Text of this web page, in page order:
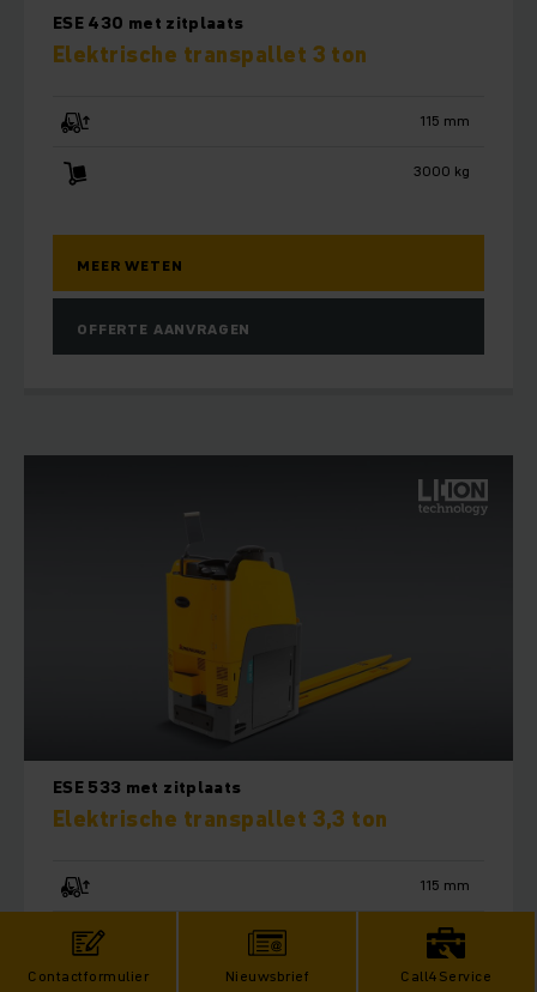
Contactformulier Nieuwsbrief Call4Service
ESE 430 met zitplaats
Elektrische transpallet 3 ton
115 mm
3000 kg
MEER WETEN
OFFERTE AANVRAGEN
ESE 533 met zitplaats
Elektrische transpallet 3,3 ton
115 mm
3300 kg